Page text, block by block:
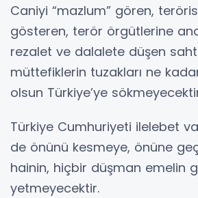
Caniyi “mazlum” gören,
gösteren, terör örgütlerine
rezalet ve dalalete düşen
müttefiklerin tuzakları ne
olsun Türkiye’ye
Türkiye Cumhuriyeti ilelebet
de önünü kesmeye, önüne
hainin, hiçbir düşman emelin
yetmeyecektir.